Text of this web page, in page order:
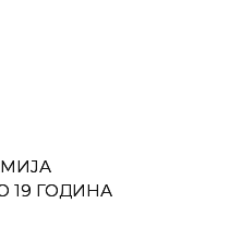
19 ГОДИНА